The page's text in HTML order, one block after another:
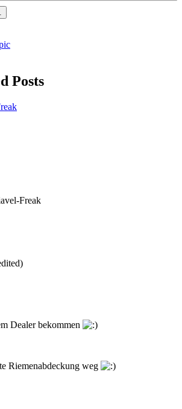
Posts
Dealer bekommen
Riemenabdeckung weg